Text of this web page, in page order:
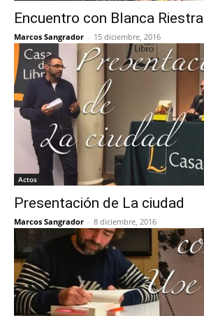
Encuentro con Blanca Riestra
Marcos Sangrador - 15 diciembre, 2016
Actos
Presentación de La ciudad
Marcos Sangrador - 8 diciembre, 2016